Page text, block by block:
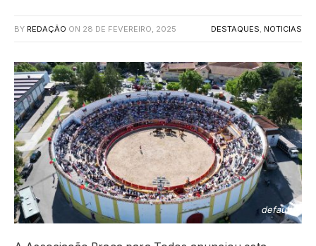
BY REDAÇÃO ON 28 DE FEVEREIRO, 2025 DESTAQUES, NOTICIAS
default